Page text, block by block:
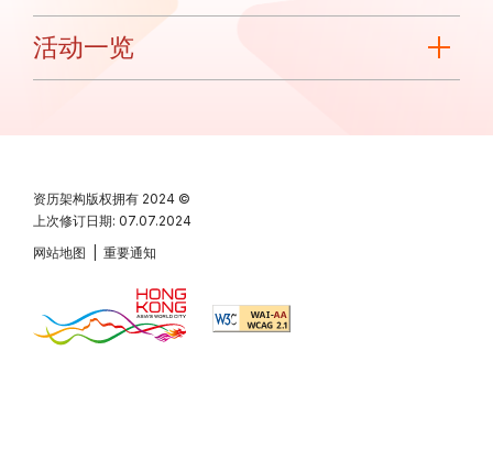
活动一览
资历架构版权拥有 2024 ©
上次修订日期: 07.07.2024
网站地图
重要通知